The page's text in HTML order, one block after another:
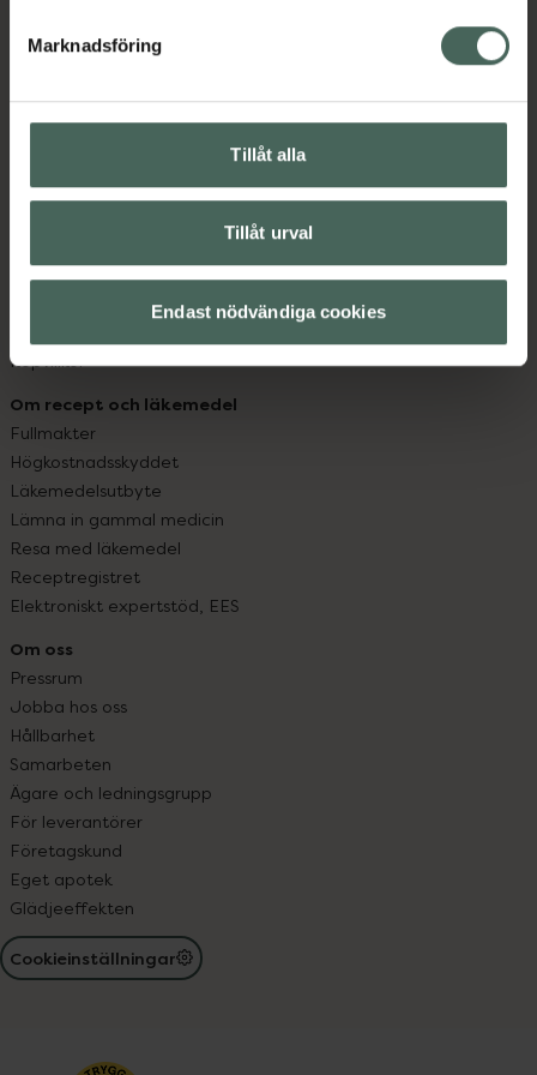
Marknadsföring
Tillåt alla
Tillåt urval
Endast nödvändiga cookies
med oss.
Kundservice
Kontakta oss
Hitta apotek
Leverans, betalning och retur
Sajtens tillgänglighet
Köpvillkor
Om recept och läkemedel
Fullmakter
Högkostnadsskyddet
Läkemedelsutbyte
Lämna in gammal medicin
Resa med läkemedel
Receptregistret
Elektroniskt expertstöd, EES
Om oss
Pressrum
Jobba hos oss
Hållbarhet
Samarbeten
Ägare och ledningsgrupp
För leverantörer
Företagskund
Eget apotek
Glädjeeffekten
Cookieinställningar